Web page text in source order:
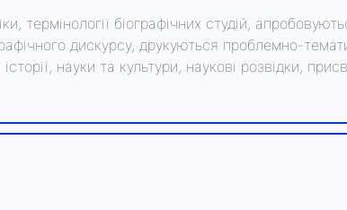
термінології біографічних студій,
дискурсу, друкуються проблемно-
науки та культури, наукові розвідки,